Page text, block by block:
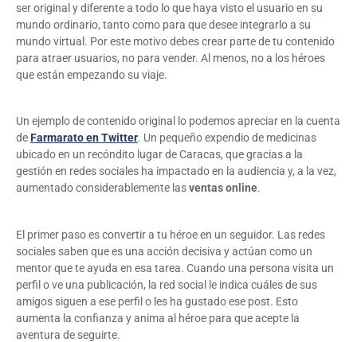
ser original y diferente a todo lo que haya visto el usuario en su
mundo ordinario, tanto como para que desee integrarlo a su
mundo virtual. Por este motivo debes crear parte de tu contenido
para atraer usuarios, no para vender. Al menos, no a los héroes
que están empezando su viaje.
Un ejemplo de contenido original lo podemos apreciar en la cuenta
deFarmarato en Twitter. Un pequeño expendio de medicinas
ubicado en un recóndito lugar de Caracas, que gracias a la
gestión en redes sociales ha impactado en la audiencia y, a la vez,
aumentado considerablemente lasventas online.
El primer paso es convertir a tu héroe en un seguidor. Las redes
sociales saben que es una acción decisiva y actúan como un
mentor que te ayuda en esa tarea. Cuando una persona visita un
perfil o ve una publicación, la red social le indica cuáles de sus
amigos siguen a ese perfil o les ha gustado ese post. Esto
aumenta la confianza y anima al héroe para que acepte la
aventura de seguirte.